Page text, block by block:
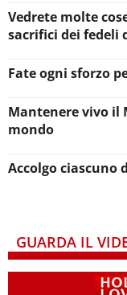
Vedrete molte
sacrifici dei fedeli
Fate ogni sforzo
Mantenere vivo il
mondo
Accolgo ciascuno
GUARDA IL